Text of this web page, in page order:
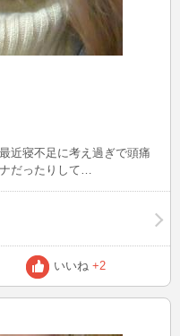
近寝不足に考え過ぎで頭痛
だったりして…
いいね +2